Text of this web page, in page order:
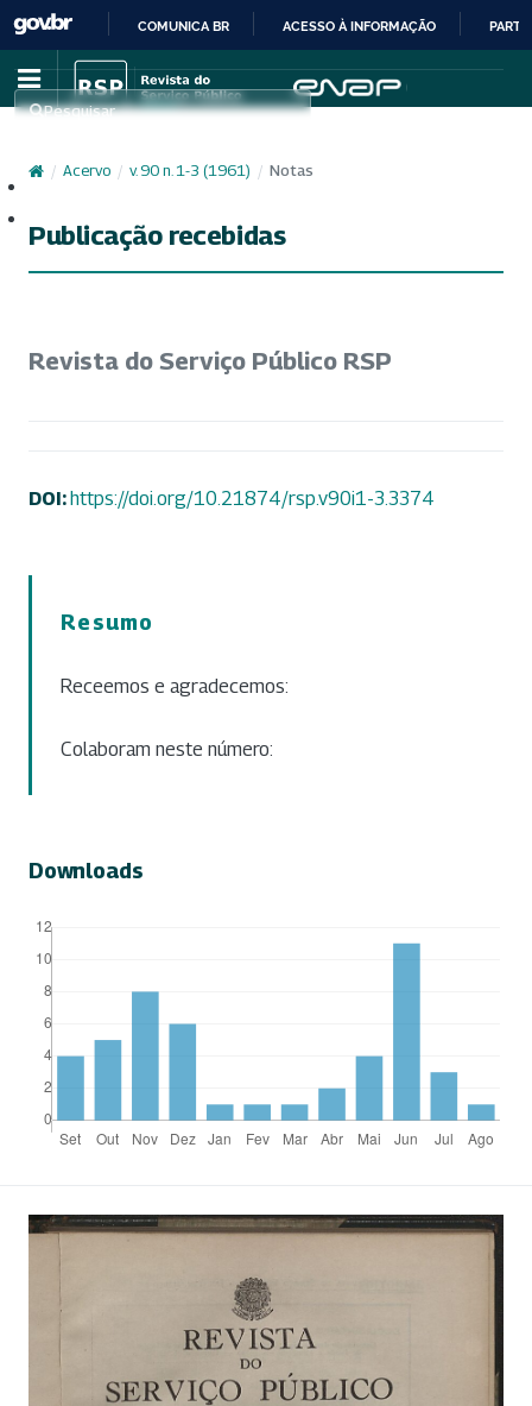
IR
PARA
CONTEÚDO
COMUNICA BR ACESSO À INFORMAÇÃO
Pesquisar
/ Acervo / v. 90 n. 1-3 (1961) / Notas
Publicação recebidas
Revista do Serviço Público RSP
DOI:https://doi.org/10.21874/rsp.v90i1-3.3374
Resumo
Receemos e agradecemos:
Colaboram neste número:
Downloads